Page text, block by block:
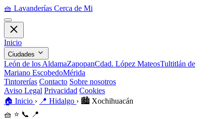
🧺 Lavanderías Cerca de Mi
Inicio
Ciudades
León de los AldamaZapopanCdad. López MateosTultitlán de
Mariano EscobedoMérida
Tintorerías Contacto Sobre nosotros
Aviso Legal Privacidad Cookies
🏠 Inicio › 📍 Hidalgo › 🏙️ Xochihuacán
🧺 ⭐ 📞 📍